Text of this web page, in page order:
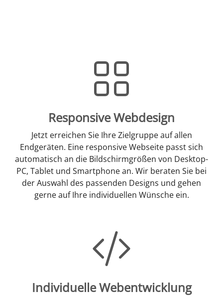
Responsive Webdesign
Jetzt erreichen Sie Ihre Zielgruppe auf allen
Endgeräten. Eine responsive Webseite passt sich
automatisch an die Bildschirmgrößen von Desktop-
PC, Tablet und Smartphone an. Wir beraten Sie bei
der Auswahl des passenden Designs und gehen
gerne auf Ihre individuellen Wünsche ein.
Individuelle Webentwicklung